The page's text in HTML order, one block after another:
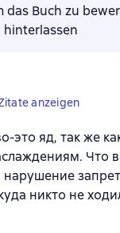
das Buch zu
hinterlassen
anzeigen
это яд, так же
Что
никто не